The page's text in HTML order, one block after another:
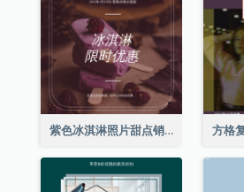
紫色冰淇淋照片甜点销售Instagram帖子